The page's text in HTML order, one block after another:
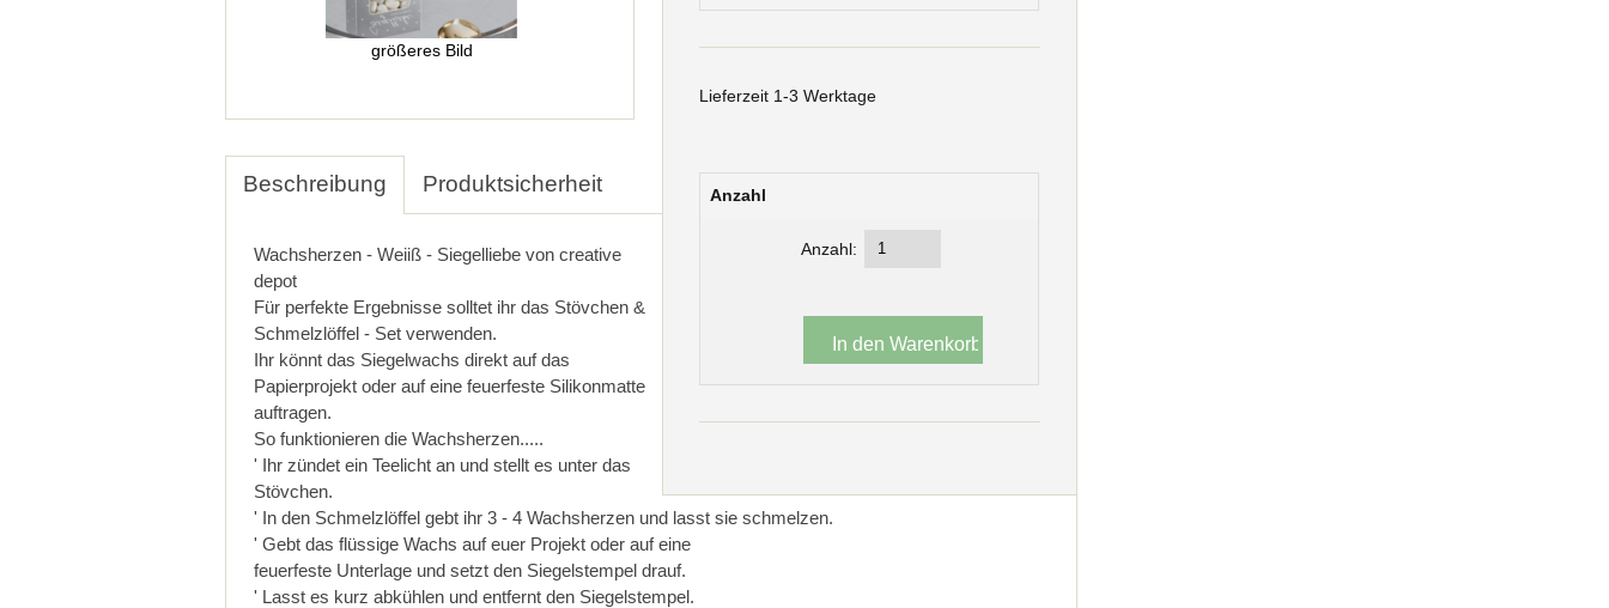
größeres Bild
Lieferzeit 1-3 Werktage
Anzahl
Anzahl:
Beschreibung Produktsicherheit
Wachsherzen - Weiiß - Siegelliebe von creative
depot
Für perfekte Ergebnisse solltet ihr das Stövchen &
Schmelzlöffel - Set verwenden.
Ihr könnt das Siegelwachs direkt auf das
Papierprojekt oder auf eine feuerfeste Silikonmatte
auftragen.
So funktionieren die Wachsherzen.....
' Ihr zündet ein Teelicht an und stellt es unter das
Stövchen.
' In den Schmelzlöffel gebt ihr 3 - 4 Wachsherzen und lasst sie schmelzen.
' Gebt das flüssige Wachs auf euer Projekt oder auf eine
feuerfeste Unterlage und setzt den Siegelstempel drauf.
' Lasst es kurz abkühlen und entfernt den Siegelstempel.